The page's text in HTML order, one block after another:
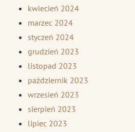
kwiecień 2024
marzec 2024
styczeń 2024
grudzień 2023
listopad 2023
październik 2023
wrzesień 2023
sierpień 2023
lipiec 2023